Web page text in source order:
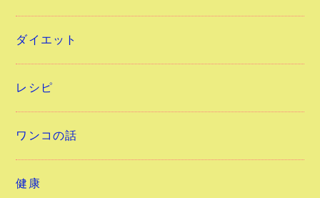
ダイエット
レシピ
ワンコの話
健康